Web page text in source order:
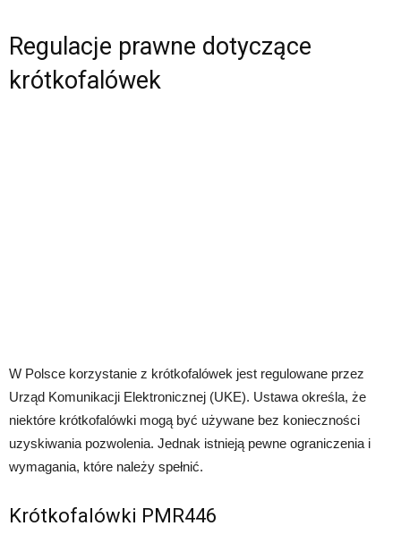
Regulacje prawne dotyczące
krótkofalówek
W Polsce korzystanie z krótkofalówek jest regulowane przez
Urząd Komunikacji Elektronicznej (UKE). Ustawa określa, że
niektóre krótkofalówki mogą być używane bez konieczności
uzyskiwania pozwolenia. Jednak istnieją pewne ograniczenia i
wymagania, które należy spełnić.
Krótkofalówki PMR446